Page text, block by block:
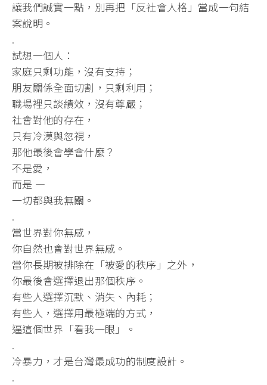
讓我們誠實一點，別再把「反社會人格」當成一句結
案說明。
.
試想一個人：
家庭只剩功能，沒有支持；
朋友關係全面切割，只剩利用；
職場裡只談績效，沒有尊嚴；
社會對他的存在，
只有冷漠與忽視，
那他最後會學會什麼？
不是愛，
而是 —
一切都與我無關。
.
當世界對你無感，
你自然也會對世界無感。
當你長期被排除在「被愛的秩序」之外，
你最後會選擇退出那個秩序。
有些人選擇沉默、消失、內耗；
有些人，選擇用最極端的方式，
逼這個世界「看我一眼」。
.
冷暴力，才是台灣最成功的制度設計。
.